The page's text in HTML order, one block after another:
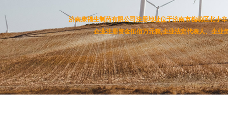
济南康福生制药有限公司注册地址位于济南市槐萌区北小
企业注册资金伍佰万元整,企业法定代表人、企业